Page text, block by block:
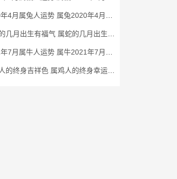
4月属兔人运势 属兔2020年4月运程
几月出生有福气 属蛇的几月出生上等命
7月属牛人运势 属牛2021年7月运程
的终身吉祥色 属鸡人的终身幸运颜色